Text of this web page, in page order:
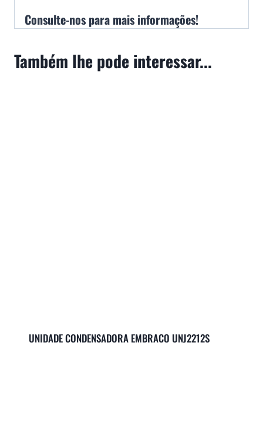
Consulte-nos para mais informações!
Também lhe pode interessar...
UNIDADE CONDENSADORA EMBRACO UNJ2212S